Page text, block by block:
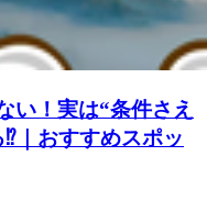
い！実は“条件さえ
｜おすすめスポッ